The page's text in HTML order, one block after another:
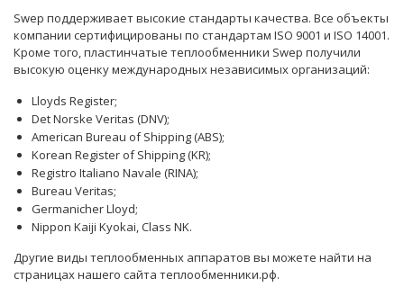
Swep поддерживает высокие стандарты качества. Все объекты
компании сертифицированы по стандартам ISO 9001 и ISO 14001.
Кроме того, пластинчатые теплообменники Swep получили
высокую оценку международных независимых организаций:
Lloyds Register;
Det Norske Veritas (DNV);
American Bureau of Shipping (ABS);
Korean Register of Shipping (KR);
Registro Italiano Navale (RINA);
Bureau Veritas;
Germanicher Lloyd;
Nippon Kaiji Kyokai, Class NK.
Другие виды теплообменных аппаратов вы можете найти на
страницах нашего сайта теплообменники.рф.